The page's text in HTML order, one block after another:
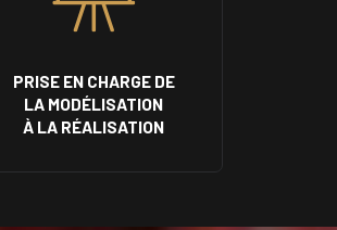
PRISE EN CHARGE DE
LA MODÉLISATION
À LA RÉALISATION